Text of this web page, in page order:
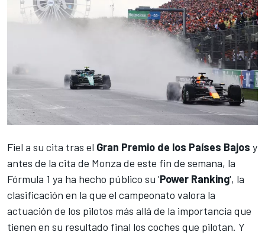
Fiel a su cita tras el Gran Premio de los Países Bajos y
antes de la cita de Monza de este fin de semana, la
Fórmula 1 ya ha hecho público su 'Power Ranking', la
clasificación en la que el campeonato valora la
actuación de los pilotos más allá de la importancia que
tienen en su resultado final los coches que pilotan. Y